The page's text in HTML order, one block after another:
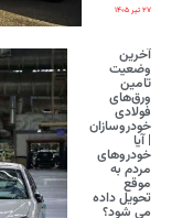
۲۷ تیر ۱۴۰۵
آخرین
وضعیت
تامین
ورق‌های
فولادی
خودروسازان
| آیا
خودروهای
مردم به
موقع
تحویل داده
می شود؟